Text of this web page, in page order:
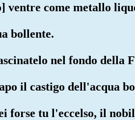
ventre come metallo
bollente.
nel fondo della
il castigo dell'acqua
forse tu l'eccelso, il